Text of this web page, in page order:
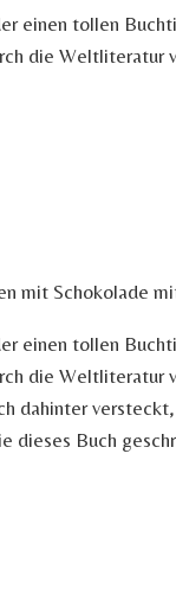
einen tollen
die Weltliteratur
einen tollen
die Weltliteratur
dahinter
dieses Buch